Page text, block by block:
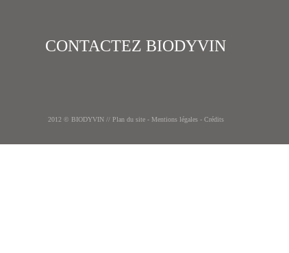
CONTACTEZ BIODYVIN
2012 © BIODYVIN // Plan du site- Mentions légales- Crédits